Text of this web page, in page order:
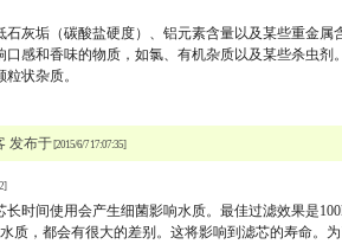
灰垢（碳酸盐硬度）、铝元素含量以及某些重金属
感和香味的物质，如氯、有机杂质以及某些杀虫剂。
状杂质。
发布于 [2015/6/7 17:07:35]
时间使用会产生细菌影响水质。最佳过滤效果是
质，都会有很大的差别。这将影响到滤芯的寿命。